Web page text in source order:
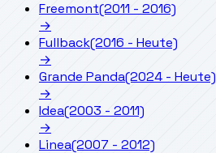
Freemont(2011 - 2016)
→
Fullback(2016 - Heute)
→
Grande Panda(2024 - Heute)
→
Idea(2003 - 2011)
→
Linea(2007 - 2012)